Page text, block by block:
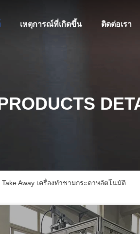
เหตุการณ์ที่เกิดขึ้น ติดต่อเรา
Away เครื่องทำชามกระดาษอัตโนมัติ